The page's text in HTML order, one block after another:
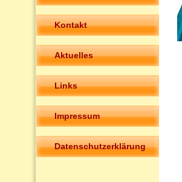
Kontakt
Aktuelles
Links
Impressum
Datenschutzerklärung